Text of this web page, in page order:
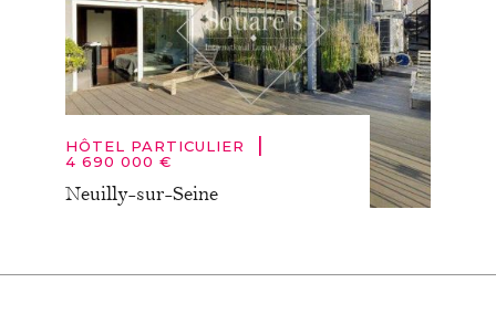
HÔTEL PARTICULIER
4 690 000 €
Neuilly-sur-Seine